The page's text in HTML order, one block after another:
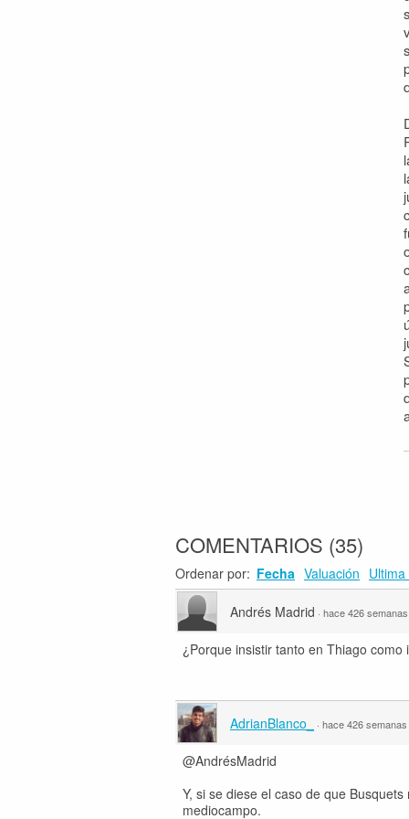
COMENTARIOS (35)
Ordenar por: Fecha Valuación
Andrés Madrid · hace 426 semanas
¿Porque insistir tanto en Thiago
AdrianBlanco_ · hace 426 semanas
@AndrésMadrid
Y, si se diese el caso de que
mediocampo.